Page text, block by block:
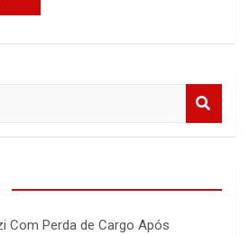
Com Perda de Cargo Após